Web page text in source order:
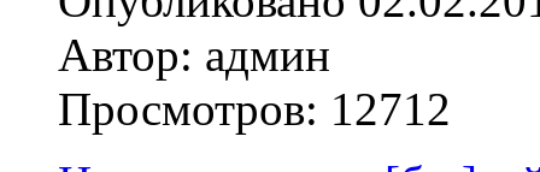
Автор: админ
Просмотров: 12712